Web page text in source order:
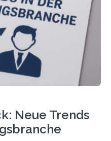
Neue Trends